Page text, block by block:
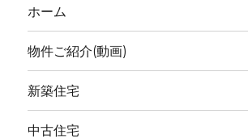
ホーム
物件ご紹介(動画)
新築住宅
中古住宅